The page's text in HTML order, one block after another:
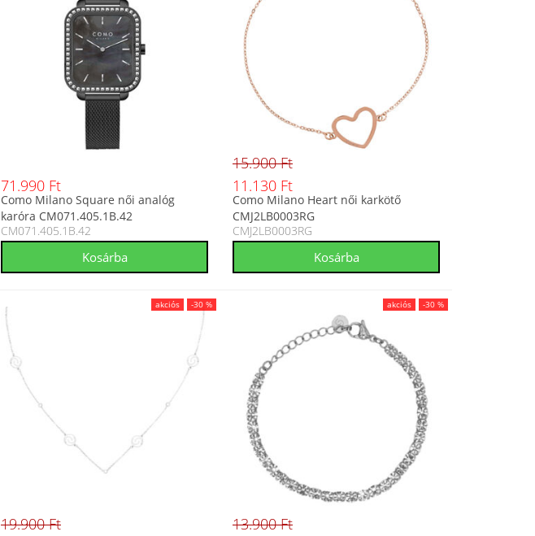
71.990 Ft
Como Milano Square női analóg
karóra CM071.405.1B.42
CM071.405.1B.42
15.900 Ft
11.130 Ft
Como Milano Heart női karkötő
CMJ2LB0003RG
CMJ2LB0003RG
akciós -30 %
19.900 Ft
akciós -30 %
13.900 Ft